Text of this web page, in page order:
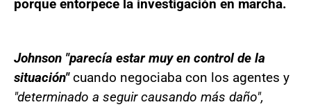
porque entorpece la investigación en marcha.
Johnson "parecía estar muy en control de la
situación"cuando negociaba con los agentes y
"determinado a seguir causando más daño",